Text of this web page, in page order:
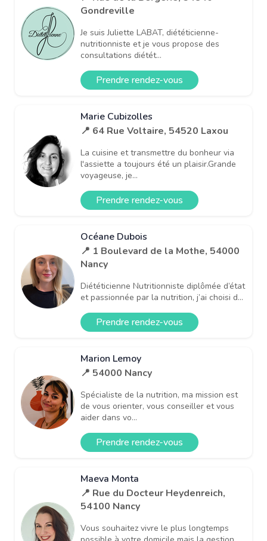
Gondreville
Je suis Juliette LABAT, diététicienne-
nutritionniste et je vous propose des
consultations diétét...
Prendre rendez-vous
Marie Cubizolles
📍 64 Rue Voltaire, 54520 Laxou
La cuisine et transmettre du bonheur via
l'assiette a toujours été un plaisir.Grande
voyageuse, je...
Prendre rendez-vous
Océane Dubois
📍 1 Boulevard de la Mothe, 54000
Nancy
Diététicienne Nutritionniste diplômée d’état
et passionnée par la nutrition, j’ai choisi d...
Prendre rendez-vous
Marion Lemoy
📍 54000 Nancy
Spécialiste de la nutrition, ma mission est
de vous orienter, vous conseiller et vous
aider dans vo...
Prendre rendez-vous
Maeva Monta
📍 Rue du Docteur Heydenreich,
54100 Nancy
Vous souhaitez vivre le plus longtemps